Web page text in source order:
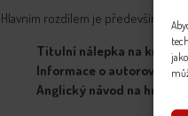
Hlavním rozdílem je především
Titulní nálepka na
Informace o autorovi a
Anglický návod na hru
je